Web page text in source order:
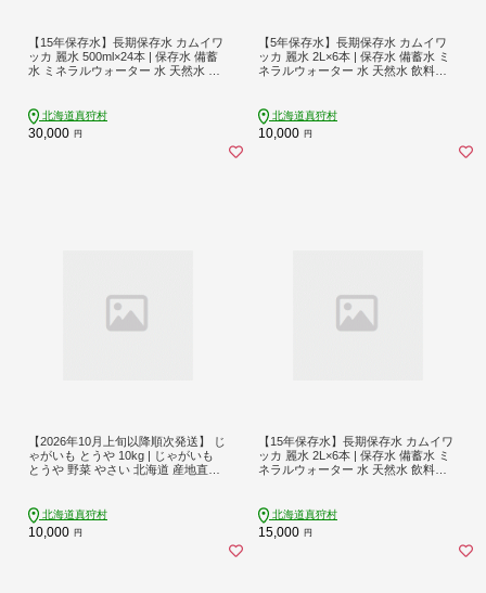
【15年保存水】長期保存水 カムイワ
ッカ 麗水 500ml×24本 | 保存水 備蓄
水 ミネラルウォーター 水 天然水 飲
式会社ジャパン・ミネラル [BPAI003]
北海道真狩村
30,000 円
【5年保存水】長期保存水 カムイワ
ッカ 麗水 2L×6本 | 保存水 備蓄水 ミ
ネラルウォーター 水 天然水 飲料水
| 株式会社ジャパン・ミネラル [BPAI0
04]
北海道真狩村
10,000 円
【2026年10月上旬以降順次発送】 じ
ゃがいも とうや 10kg | じゃがいも
とうや 野菜 やさい 北海道 産地直送
北海道真狩村
10,000 円
【15年保存水】長期保存水 カムイワ
ッカ 麗水 2L×6本 | 保存水 備蓄水 ミ
ネラルウォーター 水 天然水 飲料水
| 株式会社ジャパン・ミネラル [BPAI0
06]
北海道真狩村
15,000 円